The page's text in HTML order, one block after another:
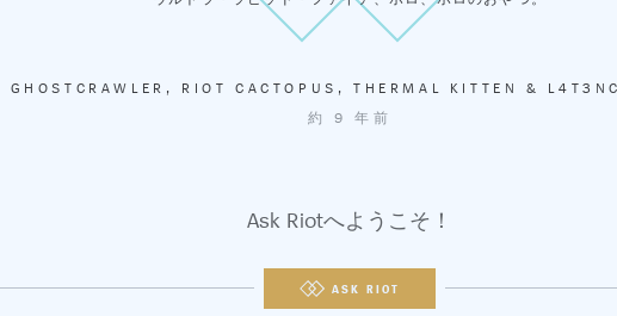
GHOSTCRAWLER , RIOT CACTOPUS ,THERMAL KITTEN &
約 9 年前
Ask Riotへようこそ！
ASK RIOT